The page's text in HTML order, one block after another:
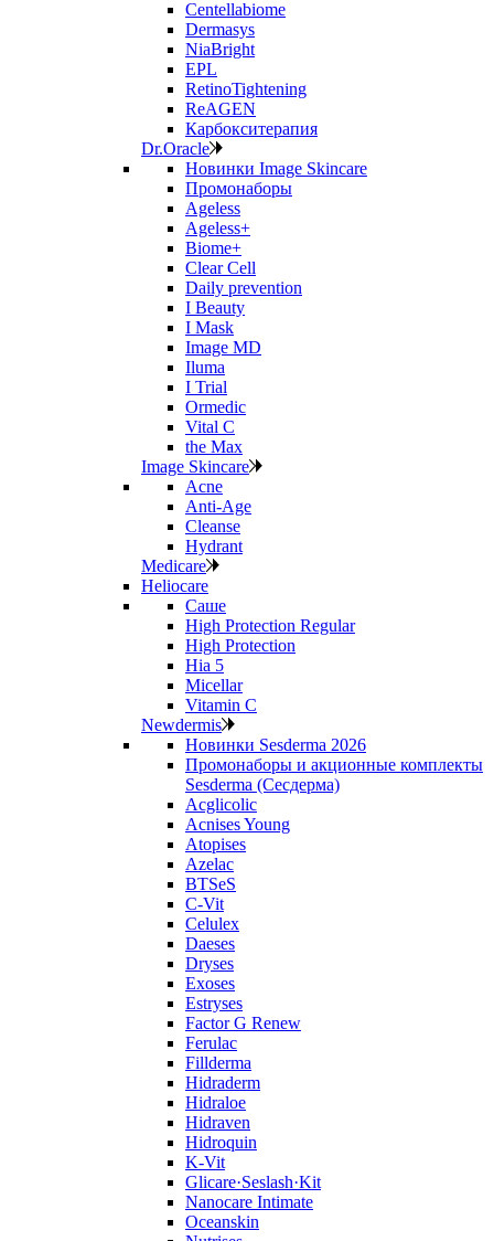
Centellabiome
Dermasys
NiaBright
EPL
RetinoTightening
ReAGEN
Карбокситерапия
Dr.Oracle
Новинки Image Skincare
Промонаборы
Ageless
Ageless+
Biome+
Clear Cell
Daily prevention
I Beauty
I Mask
Image MD
Iluma
I Trial
Ormedic
Vital C
the Max
Image Skincare
Acne
Anti‑Age
Cleanse
Hydrant
Medicare
Heliocare
Саше
High Protection Regular
High Protection
Hia 5
Micellar
Vitamin C
Newdermis
Новинки Sesderma 2026
Промонаборы и акционные комплекты
Sesderma (Сесдерма)
Acglicolic
Acnises Young
Atopises
Azelac
BTSeS
C‑Vit
Celulex
Daeses
Dryses
Exoses
Estryses
Factor G Renew
Ferulac
Fillderma
Hidraderm
Hidraloe
Hidraven
Hidroquin
K-Vit
Glicare·Seslash·Kit
Nanocare Intimate
Oceanskin